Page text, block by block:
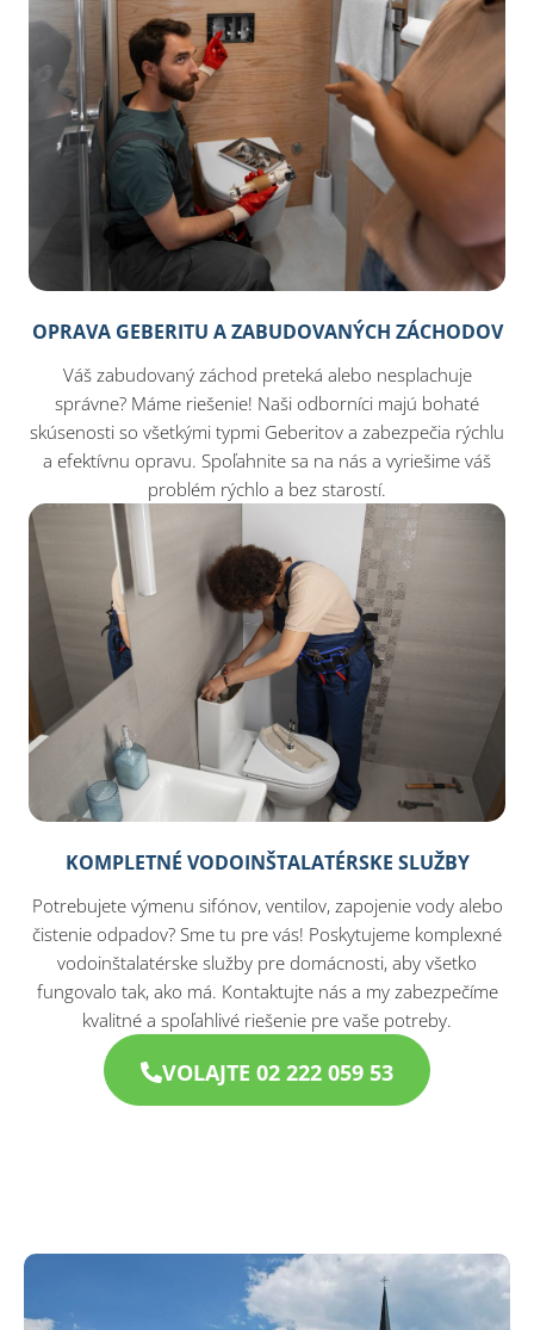
OPRAVA GEBERITU A ZABUDOVANÝCH ZÁCHODOV
Váš zabudovaný záchod preteká alebo nesplachuje
správne? Máme riešenie! Naši odborníci majú bohaté
skúsenosti so všetkými typmi Geberitov a zabezpečia rýchlu
a efektívnu opravu. Spoľahnite sa na nás a vyriešime váš
problém rýchlo a bez starostí.
KOMPLETNÉ VODOINŠTALATÉRSKE SLUŽBY
Potrebujete výmenu sifónov, ventilov, zapojenie vody alebo
čistenie odpadov? Sme tu pre vás! Poskytujeme komplexné
vodoinštalatérske služby pre domácnosti, aby všetko
fungovalo tak, ako má. Kontaktujte nás a my zabezpečíme
kvalitné a spoľahlivé riešenie pre vaše potreby.
VOLAJTE 02 222 059 53